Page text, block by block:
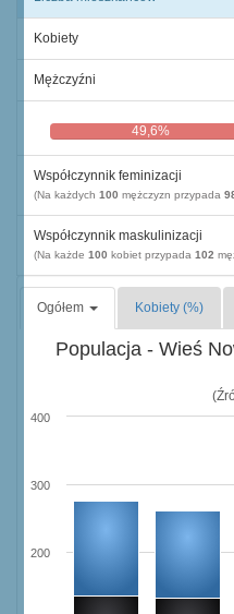
Kobiety
Mężczyźni
49,6%
Współczynnik feminizacji
(Na każdych 100 mężczyzn przypada
Współczynnik maskulinizacji
(Na każde 100 kobiet przypada 102
Ogółem Kobiety (%)
Populacja - Wieś
200
300
400